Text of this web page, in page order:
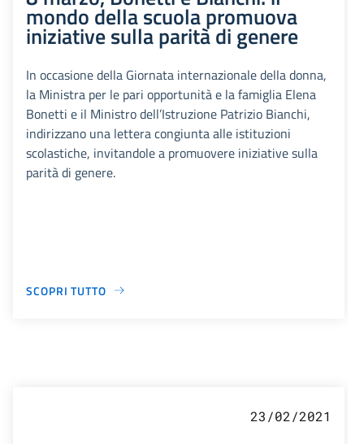
mondo della scuola promuova
iniziative sulla parità di genere
In occasione della Giornata internazionale della donna,
la Ministra per le pari opportunità e la famiglia Elena
Bonetti e il Ministro dell’Istruzione Patrizio Bianchi,
indirizzano una lettera congiunta alle istituzioni
scolastiche, invitandole a promuovere iniziative sulla
parità di genere.
SCOPRI TUTTO
23/02/2021